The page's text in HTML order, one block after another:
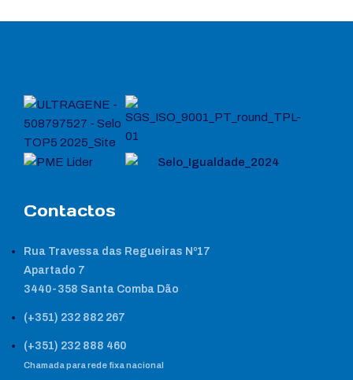
Contactos
Rua Travessa das Regueiras Nº17
Apartado 7
3440-358 Santa Comba Dão
(+351) 232 882 267
(+351) 232 888 460
Chamada para rede fixa nacional